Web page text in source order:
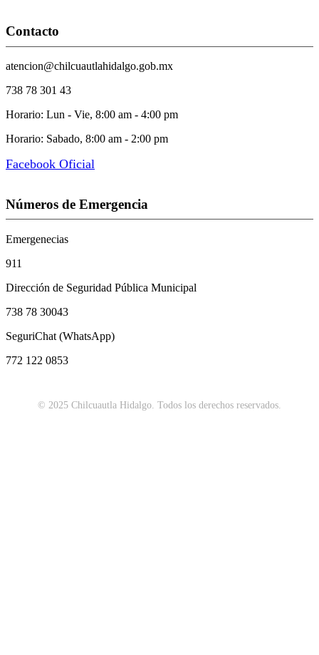
Contacto
atencion@chilcuautlahidalgo.gob.mx
738 78 301 43
Horario: Lun - Vie, 8:00 am - 4:00 pm
Horario: Sabado, 8:00 am - 2:00 pm
Facebook Oficial
Números de Emergencia
Emergenecias
911
Dirección de Seguridad Pública Municipal
738 78 30043
SeguriChat (WhatsApp)
772 122 0853
© 2025 Chilcuautla Hidalgo. Todos los derechos reservados.